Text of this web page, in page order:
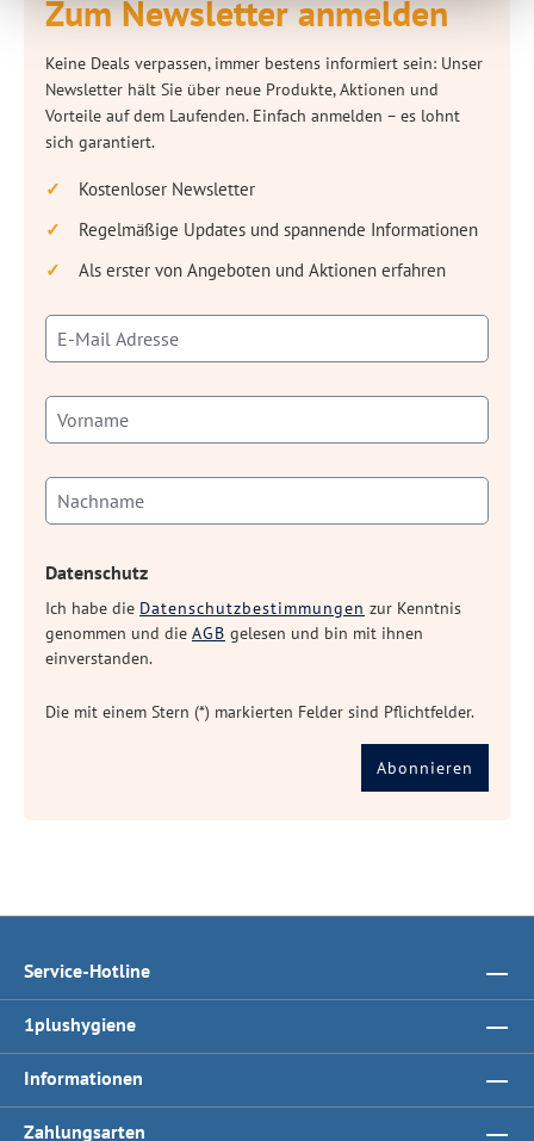
Zum Newsletter anmelden
Keine Deals verpassen, immer bestens informiert sein: Unser
Newsletter hält Sie über neue Produkte, Aktionen und
Vorteile auf dem Laufenden. Einfach anmelden – es lohnt
sich garantiert.
Kostenloser Newsletter
Regelmäßige Updates und spannende Informationen
Als erster von Angeboten und Aktionen erfahren
Datenschutz
Ich habe die Datenschutzbestimmungen zur Kenntnis
genommen und die AGB gelesen und bin mit ihnen
einverstanden.
Die mit einem Stern (*) markierten Felder sind Pflichtfelder.
Abonnieren
Service-Hotline
1plushygiene
Informationen
Zahlungsarten